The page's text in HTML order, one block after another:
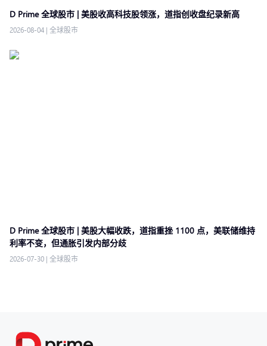
D Prime 全球股市 | 美股收高科技股领涨，道指创收盘纪录新高
2026-08-04 | 全球股市
D Prime 全球股市 | 美股大幅收跌，道指重挫 1100 点，美联储维持
利率不变，但通胀引发内部分歧
2026-07-30 | 全球股市